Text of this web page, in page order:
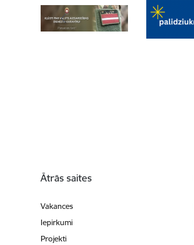
Ātrās saites
Vakances
Iepirkumi
Projekti